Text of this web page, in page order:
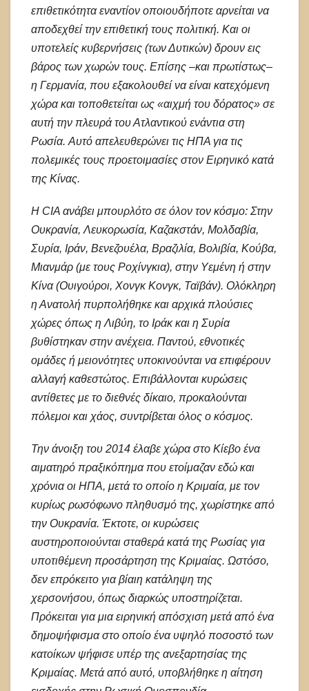
επιθετικότητα εναντίον οποιουδήποτε αρνείται να
αποδεχθεί την επιθετική τους πολιτική. Και οι
υποτελείς κυβερνήσεις (των Δυτικών) δρουν εις
βάρος των χωρών τους. Επίσης –και πρωτίστως–
η Γερμανία, που εξακολουθεί να είναι κατεχόμενη
χώρα και τοποθετείται ως «αιχμή του δόρατος» σε
αυτή την πλευρά του Ατλαντικού ενάντια στη
Ρωσία. Αυτό απελευθερώνει τις ΗΠΑ για τις
πολεμικές τους προετοιμασίες στον Ειρηνικό κατά
της Κίνας.
Η CIA ανάβει μπουρλότο σε όλον τον κόσμο: Στην
Ουκρανία, Λευκορωσία, Καζακστάν, Μολδαβία,
Συρία, Ιράν, Βενεζουέλα, Βραζιλία, Βολιβία, Κούβα,
Μιανμάρ (με τους Ροχίνγκια), στην Υεμένη ή στην
Κίνα (Ουιγούροι, Χονγκ Κονγκ, Ταϊβάν). Ολόκληρη
η Ανατολή πυρπολήθηκε και αρχικά πλούσιες
χώρες όπως η Λιβύη, το Ιράκ και η Συρία
βυθίστηκαν στην ανέχεια. Παντού, εθνοτικές
ομάδες ή μειονότητες υποκινούνται να επιφέρουν
αλλαγή καθεστώτος. Επιβάλλονται κυρώσεις
αντίθετες με το διεθνές δίκαιο, προκαλούνται
πόλεμοι και χάος, συντρίβεται όλος ο κόσμος.
Την άνοιξη του 2014 έλαβε χώρα στο Κίεβο ένα
αιματηρό πραξικόπημα που ετοίμαζαν εδώ και
χρόνια οι ΗΠΑ, μετά το οποίο η Κριμαία, με τον
κυρίως ρωσόφωνο πληθυσμό της, χωρίστηκε από
την Ουκρανία. Έκτοτε, οι κυρώσεις
αυστηροποιούνται σταθερά κατά της Ρωσίας για
υποτιθέμενη προσάρτηση της Κριμαίας. Ωστόσο,
δεν επρόκειτο για βίαιη κατάληψη της
χερσονήσου, όπως διαρκώς υποστηρίζεται.
Πρόκειται για μια ειρηνική απόσχιση μετά από ένα
δημοψήφισμα στο οποίο ένα υψηλό ποσοστό των
κατοίκων ψήφισε υπέρ της ανεξαρτησίας της
Κριμαίας. Μετά από αυτό, υποβλήθηκε η αίτηση